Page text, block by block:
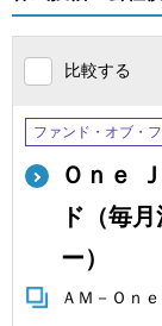
比較する
ファンド・オブ・
Ｏｎｅ
ド（毎
ー）
ＡＭ－Ｏｎｅ